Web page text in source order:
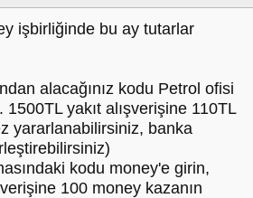
işbirliğinde bu ay tutarlar
alacağınız kodu Petrol ofisi
1500TL yakıt alışverişine 110TL
yararlanabilirsiniz, banka
kodu money'e girin,
100 money kazanın